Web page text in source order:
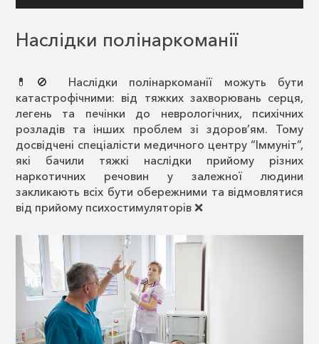
Наслідки полінаркоманії
💊🚫 Наслідки полінаркоманії можуть бути
катастрофічними: від тяжких захворювань серця,
легень та печінки до неврологічних, психічних
розладів та інших проблем зі здоров’ям. Тому
досвідчені спеціалісти медичного центру “Іммуніт”,
які бачили тяжкі наслідки прийому різних
наркотичних речовин у залежної людини
закликають всіх бути обережними та відмовлятися
від прийому психостимуляторів ❌